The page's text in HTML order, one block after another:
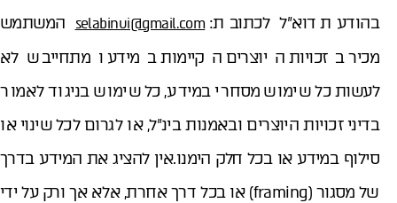
בהודעת דוא"ל לכתובת: selabinui@gmail.com
המשתמש
מכיר בזכויות היוצרים הקיימות במידע ומתחייב שלא
לעשות כל שימוש מסחרי במידע, כל שימוש בניגוד לאמור
בדיני זכויות היוצרים ובאמנות בינ"ל, או לגרום לכל שינוי או
סילוף במידע או בכל חלק הימנו.אין להציג את המידע בדרך
של מסגור (framing) או בכל דרך אחרת, אלא אך ורק על ידי